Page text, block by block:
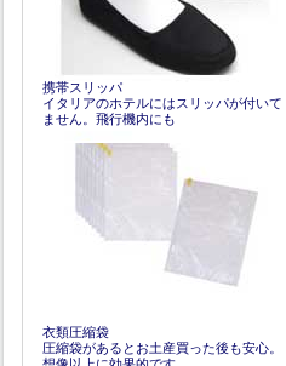
携帯スリッパ
イタリアのホテルにはスリッパが付いて
ません。飛行機内にも
衣類圧縮袋
圧縮袋があるとお土産買った後も安心。